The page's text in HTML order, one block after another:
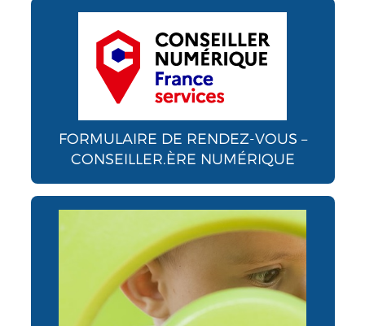
FORMULAIRE DE RENDEZ-VOUS –
CONSEILLER.ÈRE NUMÉRIQUE